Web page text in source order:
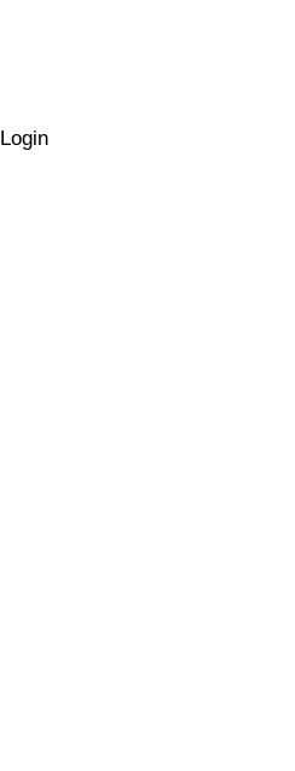
Login